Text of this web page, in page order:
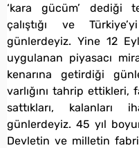
‘kara gücüm’ dediği
çalıştığı ve
günlerdeyiz. Yine 12
uygulanan piyasacı
kenarına getirdiği
varlığını tahrip ettikleri,
sattıkları, kalanları
günlerdeyiz. 45 yıl
Devletin ve milletin